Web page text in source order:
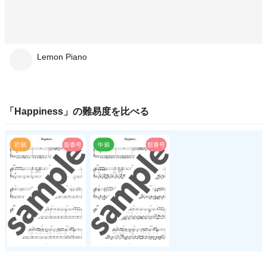
Lemon Piano
「 Happiness 」の難易度を比べる